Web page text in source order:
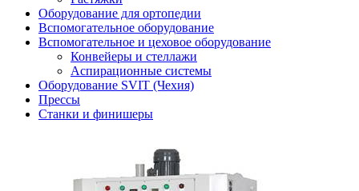
Оборудование для ортопедии
Вспомогательное оборудование
Вспомогательное и цеховое оборудование
Конвейеры и стеллажи
Аспирационные системы
Оборудование SVIT (Чехия)
Прессы
Станки и финишеры